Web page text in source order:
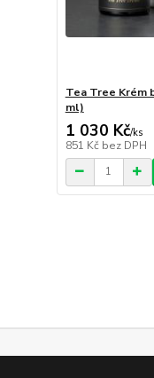
Tea Tree Krém
ml)
1 030 Kč/ks
851 Kč bez DPH